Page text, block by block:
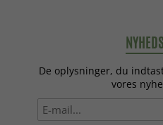
De oplysninger, du
vores